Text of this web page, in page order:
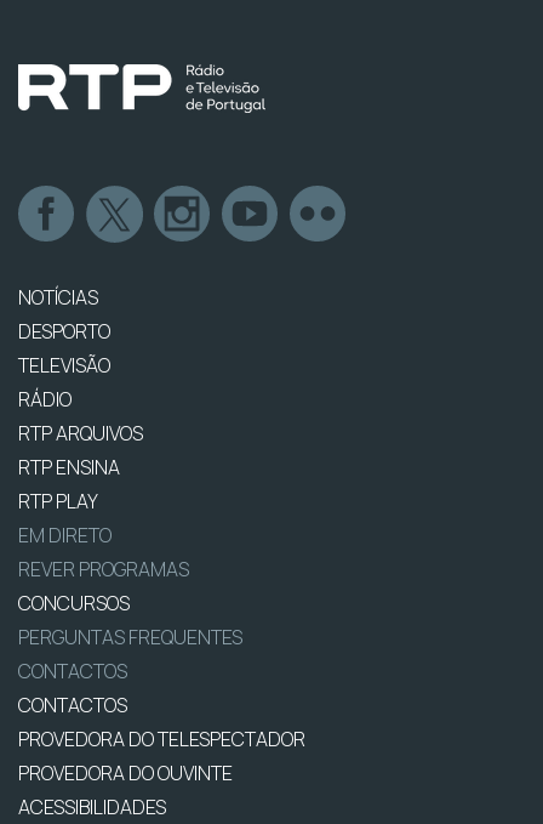
NOTÍCIAS
DESPORTO
TELEVISÃO
RÁDIO
RTP ARQUIVOS
RTP ENSINA
RTP PLAY
EM DIRETO
REVER PROGRAMAS
CONCURSOS
PERGUNTAS FREQUENTES
CONTACTOS
CONTACTOS
PROVEDORA DO TELESPECTADOR
PROVEDORA DO OUVINTE
ACESSIBILIDADES